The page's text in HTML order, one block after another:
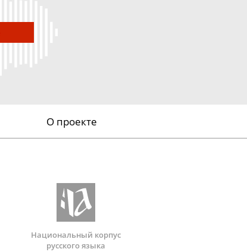
О проекте
Национальный корпус
русского языка